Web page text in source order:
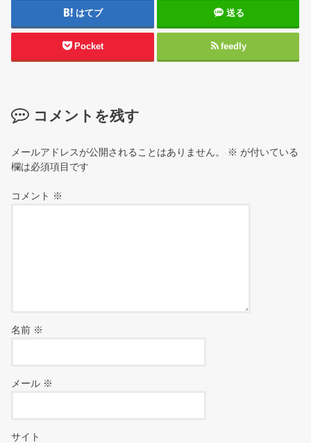
はてブ 送る
Pocket feedly
コメントを残す
メールアドレスが公開されることはありません。 ※ が付いている
欄は必須項目です
コメント ※
名前 ※
メール ※
サイト